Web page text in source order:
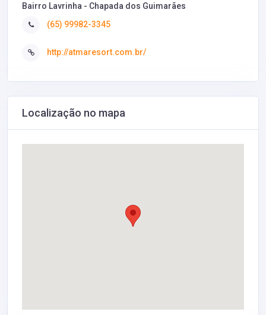
Bairro Lavrinha - Chapada dos Guimarães
(65) 99982-3345
http://atmaresort.com.br/
Localização no mapa